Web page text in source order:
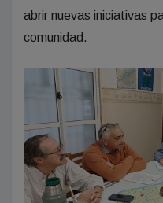
abrir nuevas iniciativas
comunidad.